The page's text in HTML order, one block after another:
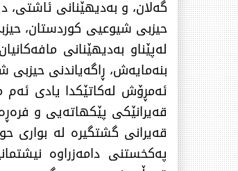
گەلان، و بەدیهێنانی ئاشتی،
حیزبی شیوعیی كوردستان،
لەپێناو بەدیهێنانی
بنەمایەش، ڕاگەیاندنی
ئەمڕۆش لەكاتێكدا یادی
قەیرانێكی پێكهاتەیی و
قەیرانی گشتگیرە لە بواری
پەكخستنی دامەزراوە